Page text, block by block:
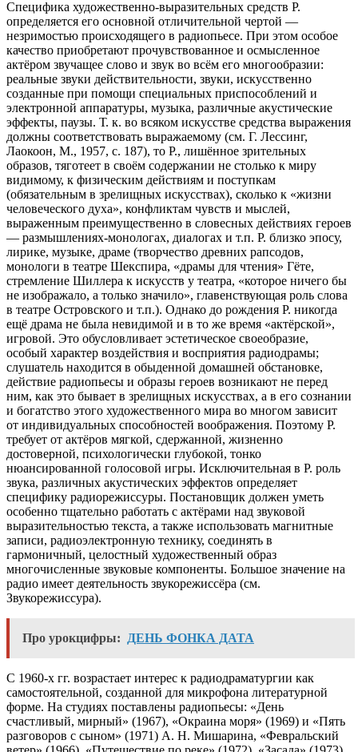
Специфика художественно-выразительных средств Р.
определяется его основной отличительной чертой —
незримостью происходящего в радиопьесе. При этом особое
качество приобретают прочувствованное и осмысленное
актёром звучащее слово и звук во всём его многообразии:
реальные звуки действительности, звуки, искусственно
созданные при помощи специальных приспособлений и
электронной аппаратуры, музыка, различные акустические
эффекты, паузы. Т. к. во всяком искусстве средства выражения
должны соответствовать выражаемому (см. Г. Лессинг,
Лаокоон, М., 1957, с. 187), то Р., лишённое зрительных
образов, тяготеет в своём содержании не столько к миру
видимому, к физическим действиям и поступкам
(обязательным в зрелищных искусствах), сколько к «жизни
человеческого духа», конфликтам чувств и мыслей,
выраженным преимущественно в словесных действиях героев
— размышлениях-монологах, диалогах и т.п. Р. близко эпосу,
лирике, музыке, драме (творчество древних рапсодов,
монологи в театре Шекспира, «драмы для чтения» Гёте,
стремление Шиллера к искусств у театра, «которое ничего бы
не изображало, а только значило», главенствующая роль слова
в театре Островского и т.п.). Однако до рождения Р. никогда
ещё драма не была невидимой и в то же время «актёрской»,
игровой. Это обусловливает эстетическое своеобразие,
особый характер воздействия и восприятия радиодрамы;
слушатель находится в обыденной домашней обстановке,
действие радиопьесы и образы героев возникают не перед
ним, как это бывает в зрелищных искусствах, а в его сознании
и богатство этого художественного мира во многом зависит
от индивидуальных способностей воображения. Поэтому Р.
требует от актёров мягкой, сдержанной, жизненно
достоверной, психологически глубокой, тонко
нюансированной голосовой игры. Исключительная в Р. роль
звука, различных акустических эффектов определяет
специфику радиорежиссуры. Постановщик должен уметь
особенно тщательно работать с актёрами над звуковой
выразительностью текста, а также использовать магнитные
записи, радиоэлектронную технику, соединять в
гармоничный, целостный художественный образ
многочисленные звуковые компоненты. Большое значение на
радио имеет деятельность звукорежиссёра (см.
Звукорежиссура).
Про урокцифры: ДЕНЬ ФОНКА ДАТА
С 1960-х гг. возрастает интерес к радиодраматургии как
самостоятельной, созданной для микрофона литературной
форме. На студиях поставлены радиопьесы: «День
счастливый, мирный» (1967), «Окраина моря» (1969) и «Пять
разговоров с сыном» (1971) А. Н. Мишарина, «Февральский